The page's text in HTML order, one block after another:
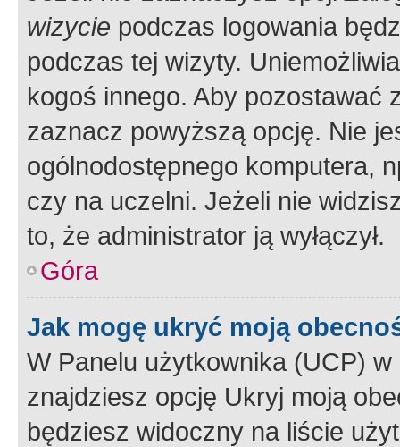
wizycie podczas logowania
podczas tej wizyty.
kogoś innego. Aby pozostawać
zaznacz powyższą opcję. Nie
ogólnodostępnego komputera,
czy na uczelni. Jeżeli nie
to, że administrator ją wyłączył.
Góra
Jak mogę ukryć moją
W Panelu użytkownika (UCP) w
znajdziesz opcję Ukryj moją
będziesz widoczny na liście